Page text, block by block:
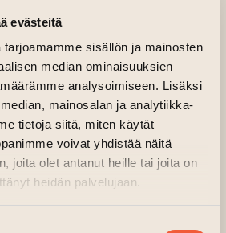
evästeitä
sisällön ja mainosten
median ominaisuuksien
analysoimiseen. Lisäksi
mainosalan ja analytiikka-
tietoja siitä, miten käytät
voivat yhdistää näitä
joita olet antanut heille tai joita on
heidän palvelujaan.